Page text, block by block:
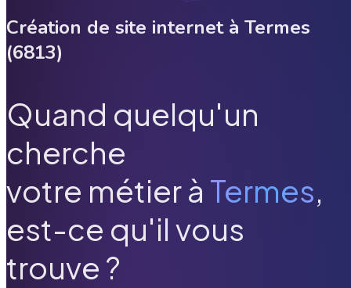
Création de site internet à Termes
(6813)
Quand quelqu'un
cherche
votre métier à Termes,
est-ce qu'il vous
trouve ?